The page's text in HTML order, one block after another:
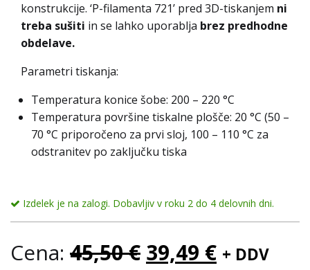
konstrukcije. ‘P-filamenta 721’ pred 3D-tiskanjem ni
treba sušiti in se lahko uporablja brez predhodne
obdelave.
Parametri tiskanja:
Temperatura konice šobe: 200 – 220 °C
Temperatura površine tiskalne plošče: 20 °C (50 –
70 °C priporočeno za prvi sloj, 100 – 110 °C za
odstranitev po zaključku tiska
Izdelek je na zalogi. Dobavljiv v roku 2 do 4 delovnih dni.
Cena: 45,50€ 39,49 € + DDV